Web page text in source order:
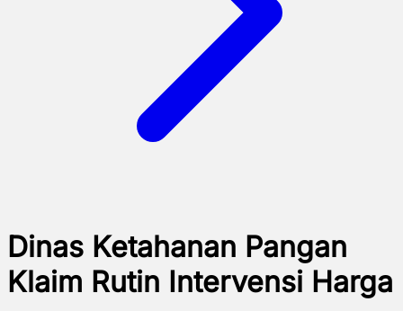
Dinas Ketahanan Pangan
Klaim Rutin Intervensi Harga